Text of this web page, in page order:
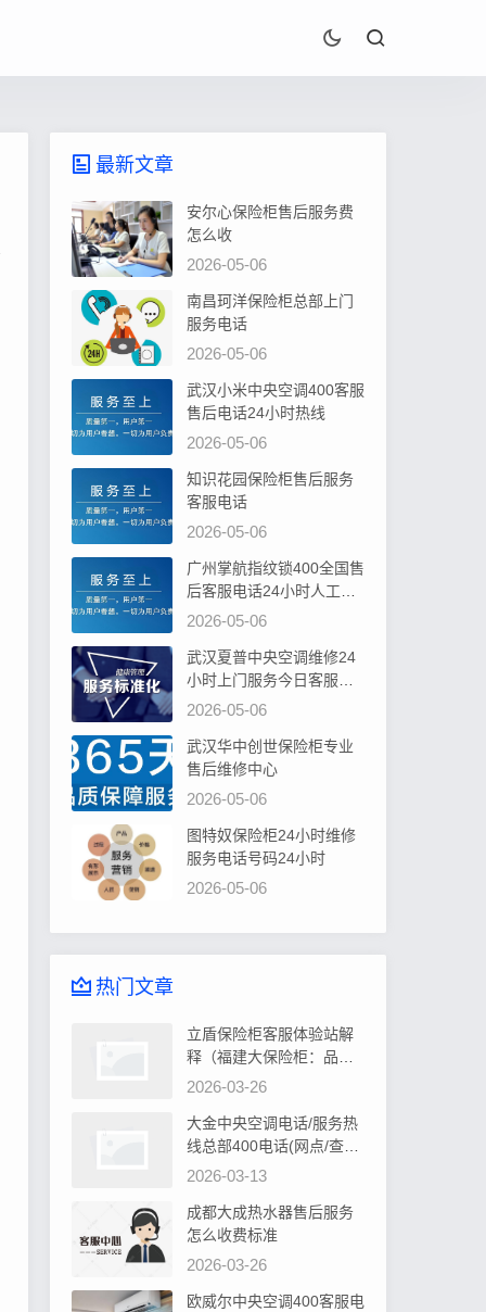
最新文章
安尔心保险柜售后服务费
怎么收
2026-05-06
南昌珂洋保险柜总部上门
服务电话
2026-05-06
武汉小米中央空调400客服
售后电话24小时热线
2026-05-06
知识花园保险柜售后服务
客服电话
2026-05-06
广州掌航指纹锁400全国售
后客服电话24小时人工电
话
2026-05-06
武汉夏普中央空调维修24
小时上门服务今日客服热
线
2026-05-06
武汉华中创世保险柜专业
售后维修中心
2026-05-06
图特奴保险柜24小时维修
服务电话号码24小时
2026-05-06
热门文章
立盾保险柜客服体验站解
释（福建大保险柜：品质
卓越，安全可靠首选）
2026-03-26
大金中央空调电话/服务热
线总部400电话(网点/查询)
告诉你大金中央空调控制
2026-03-13
成都大成热水器售后服务
怎么收费标准
2026-03-26
欧威尔中央空调400客服电